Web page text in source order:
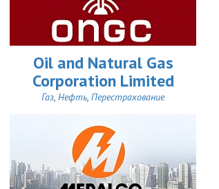
Oil and Natural Gas
Corporation Limited
Газ, Нефть, Перестрахование